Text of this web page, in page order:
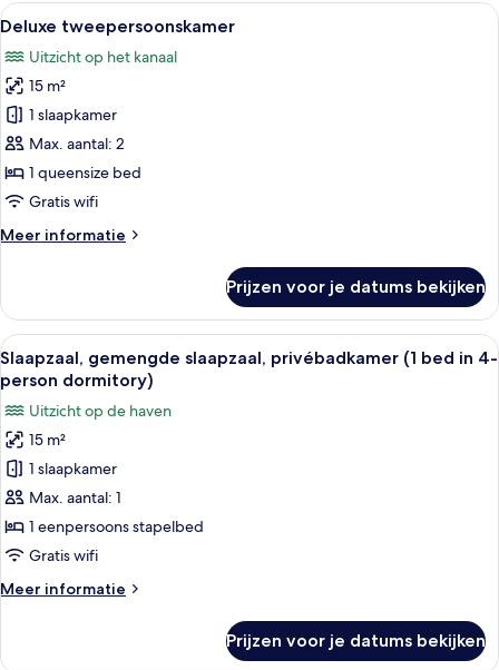
Alle
foto's
voor
Deluxe
tweepersoonskamer
laden
Een hotelkamer met een net
6
Deluxe tweepersoonskamer
Uitzicht op het kanaal
15 m²
1 slaapkamer
Max. aantal: 2
1 queensize bed
Gratis wifi
Meer informatie
Meer
tweepersoonskamer
Prijzen voor je datums bekijken
Alle
foto's
voor
Slaapzaal,
gemengde
slaapzaal,
privébadkamer
(1
bed
4-
Een studentenkamer met
6
Slaapzaal, gemengde slaapzaal, privébadkamer (1 bed in 4-
person dormitory)
Uitzicht op de haven
15 m²
1 slaapkamer
Max. aantal: 1
1 eenpersoons stapelbed
Gratis wifi
Meer informatie
Meer
Prijzen voor je datums bekijken